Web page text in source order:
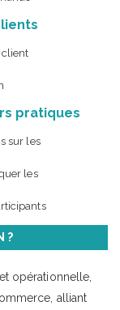
client
pratiques
sur les
les
?
opérationnelle,
alliant